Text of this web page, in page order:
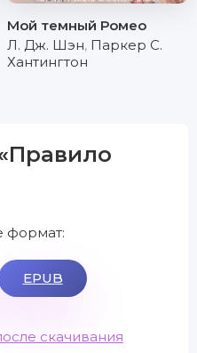
Мой темный Ромео
Л. Дж. Шэн, Паркер С.
Хантингтон
формат:
EPUB
скачивания